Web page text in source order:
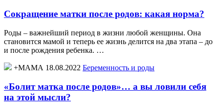
Сокращение матки после родов: какая норма?
Роды – важнейший период в жизни любой женщины. Она
становится мамой и теперь ее жизнь делится на два этапа – до
и после рождения ребенка. …
+МАМА 18.08.2022 Беременность и роды
«Болит матка после родов»… а вы ловили себя
на этой мысли?